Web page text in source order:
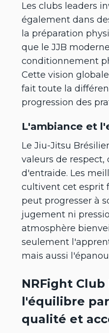
Les clubs leaders
également dans
la préparation
que le JJB
conditionnement
Cette vision
fait toute la
progression des
L'ambiance et
Le Jiu-Jitsu
valeurs de
d'entraide. Les
cultivent cet esprit
peut progresser à
jugement ni
atmosphère
seulement
mais aussi
NRFight Club
l'équilibre
qualité et